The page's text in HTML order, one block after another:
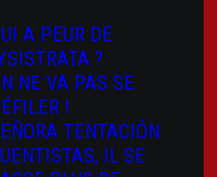
A PEUR DE
?
NE VA PAS SE
!
TENTACIÓN
IL SE